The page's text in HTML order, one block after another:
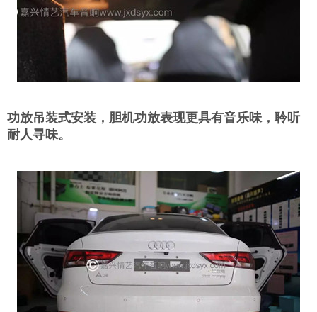
功放吊装式安装，胆机功放表现更具有音乐味，聆听
耐人寻味。